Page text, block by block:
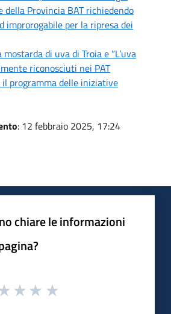
della Provincia BAT richiedendo
improrogabile per la ripresa dei
mostarda di uva di Troia e “L’uva
riconosciuti nei PAT
il programma delle iniziative
: 12 febbraio 2025, 17:24
chiare le informazioni